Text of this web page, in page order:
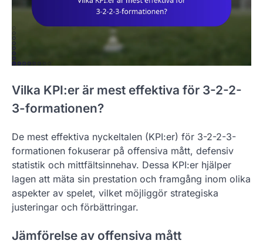
Vilka KPI:er är mest effektiva för 3-2-2-
3-formationen?
De mest effektiva nyckeltalen (KPI:er) för 3-2-2-3-
formationen fokuserar på offensiva mått, defensiv
statistik och mittfältsinnehav. Dessa KPI:er hjälper
lagen att mäta sin prestation och framgång inom olika
aspekter av spelet, vilket möjliggör strategiska
justeringar och förbättringar.
Jämförelse av offensiva mått